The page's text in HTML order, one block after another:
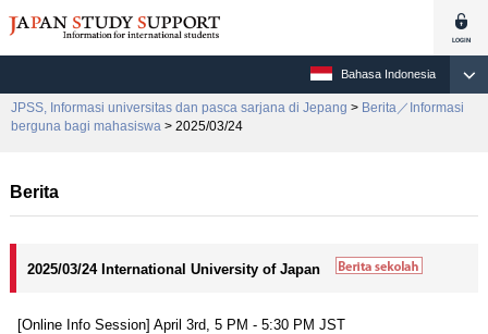
Bahasa Indonesia
JPSS, Informasi universitas dan pasca sarjana di Jepang > Berita／Informasi
berguna bagi mahasiswa > 2025/03/24
Berita
2025/03/24 International University of Japan
[Online Info Session] April 3rd, 5 PM - 5:30 PM JST